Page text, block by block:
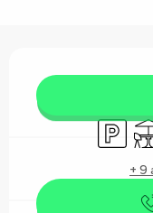
Parking
+ 9